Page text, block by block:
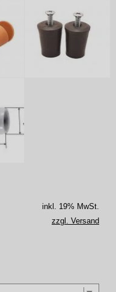
inkl. 19% MwSt.
zzgl. Versand